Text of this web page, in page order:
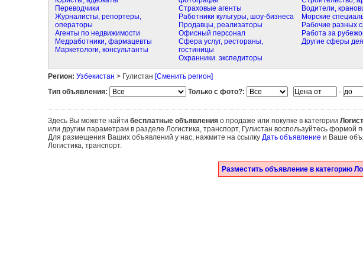
Переводчики
Журналисты, репортеры,
операторы
Агенты по недвижимости
Медработники, фармацевты
Маркетологи, консультанты
Страховые агенты
Работники культуры, шоу-бизнеса
Продавцы, реализаторы
Офисный персонал
Сфера услуг, рестораны,
гостиницы
Охранники. экспедиторы
Водители,
Морские
Рабочие разных
Работа за
Другие сферы
Регион: Узбекистан > Гулистан [Сменить регион]
Тип объявления:
Только с фото?: -
Здесь Вы можете найти бесплатные объявленияо продаже или покупке в категории
или другим параметрам в разделе Логистика, транспорт, Гулистан воспользуйтесь формой
Для размещения Ваших объявлений у нас, нажмите на ссылку Дать объявление и Ваше
Логистика, транспорт.
Разместить объявление в категорию